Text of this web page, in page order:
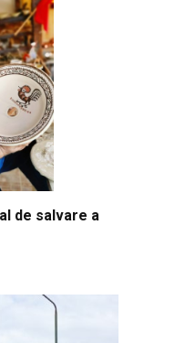
de salvare a